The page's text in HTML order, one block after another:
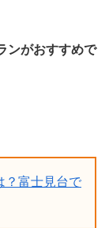
ンがおすすめで
？富士見台で